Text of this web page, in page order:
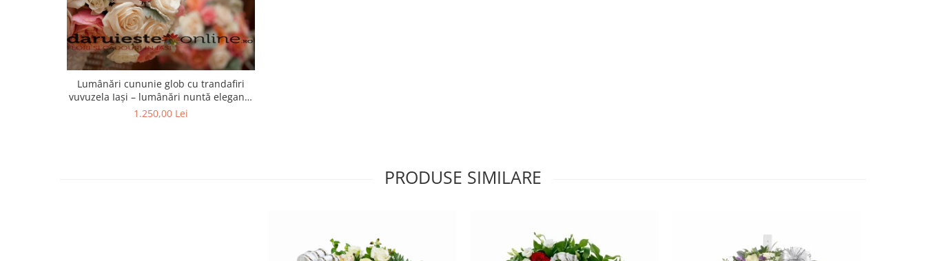
Lumânări cununie glob cu trandafiri
vuvuzela Iași – lumânări nuntă elegante
pentru nașă și mireasă
1.250,00 Lei
PRODUSE SIMILARE